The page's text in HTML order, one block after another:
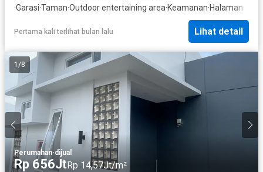
·Garasi·Taman·Outdoor entertaining area·Keamanan·Halaman
Pertama kali terlihat bulan lalu Lihat detail
1 /8
Perumahan·dijual
Rp 656JtRp 14,57Jt/m²